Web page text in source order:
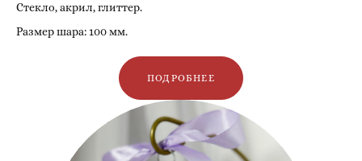
Стекло, акрил, глиттер.
Размер шара: 100 мм.
ПОДРОБНЕЕ